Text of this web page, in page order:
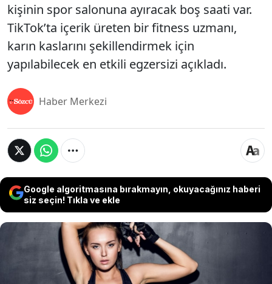
kişinin spor salonuna ayıracak boş saati var.
TikTok’ta içerik üreten bir fitness uzmanı,
karın kaslarını şekillendirmek için
yapılabilecek en etkili egzersizi açıkladı.
Haber Merkezi
Google algoritmasına bırakmayın, okuyacağınız haberi
siz seçin! Tıkla ve ekle
Yaz ayları yaklaşırken birçok kişiyi forma girme
telaşı sarmış olabilir ancak çok az kişinin spor